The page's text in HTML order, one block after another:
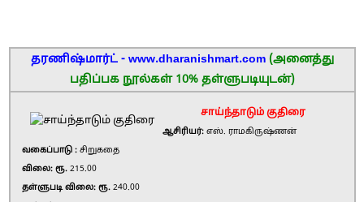
தரணிஷ்மார்ட் - www.dharanishmart.com (அனைத்து
பதிப்பக நூல்கள் 10% தள்ளுபடியுடன்)
சாய்ந்தாடும் குதிரை
ஆசிரியர்: எஸ். ராமகிருஷ்ணன்
வகைப்பாடு : சிறுகதை
விலை: ரூ. 215.00
தள்ளுபடி விலை: ரூ. 240.00